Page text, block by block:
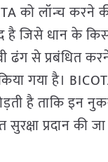
को लॉन्च करने
है जिसे धान के
ढंग से प्रबंधित
गया है।
है ताकि इन
प्रदान की